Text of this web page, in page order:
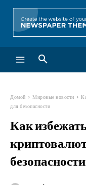
Домой Мировые новости
для безопасности
Как
безопасности